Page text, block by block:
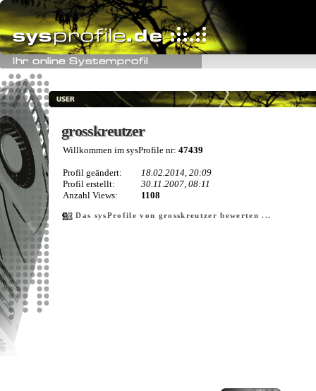
grosskreutzer
grosskreutzer
Willkommen im sysProfile nr: 47439
Profil geändert:
18.02.2014, 20:09
Profil erstellt:
30.11.2007, 08:11
Anzahl Views:
1108
Das sysProfile von grosskreutzer bewerten ...